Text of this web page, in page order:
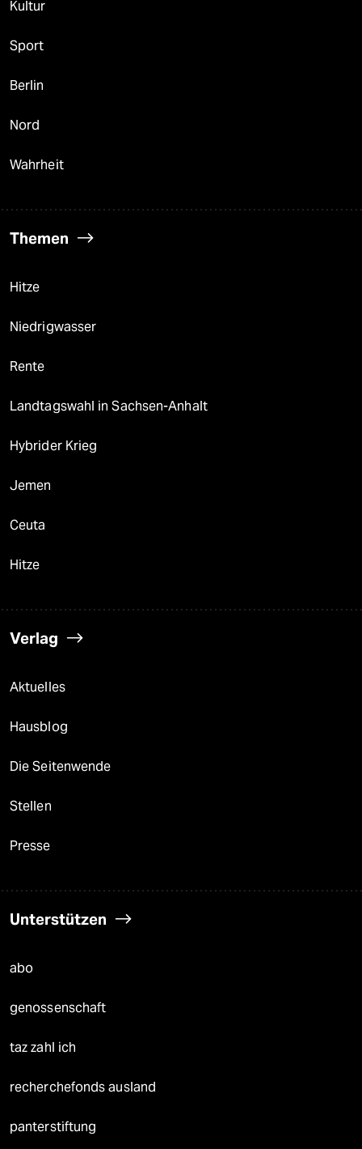
Kultur
Sport
Berlin
Nord
Wahrheit
Themen
Hitze
Niedrigwasser
Rente
Landtagswahl in Sachsen-Anhalt
Hybrider Krieg
Jemen
Ceuta
Hitze
Verlag
Aktuelles
Hausblog
Die Seitenwende
Stellen
Presse
Unterstützen
abo
genossenschaft
taz zahl ich
recherchefonds ausland
panterstiftung